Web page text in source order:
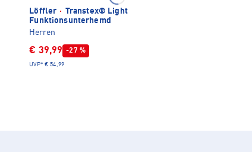
Löffler · Transtex® Light
Funktionsunterhemd
Herren
€ 39,99 -27 %
UVP* € 54,99